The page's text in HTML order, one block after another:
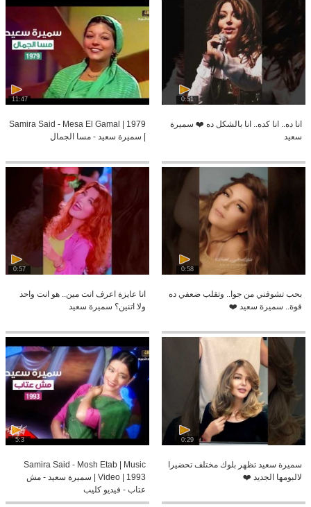
0:51
انا ده.. انا كده.. انا بالشكل ده ❤️ سميرة
سعيد
11:47
Samira Said - Mesa El Gamal | 1979
| سميرة سعيد - مسا الجمال
0:58
بحب تشوفني من جوا.. وتقلب ضعفي ده
قوة.. سميرة سعيد ❤️
0:57
انا عايزة اعرف انت مين.. هو انت واحد
ولا اتنين؟ سميرة سعيد
0:29
سميرة سعيد تظهر بلوك مختلف تحضيرا
لالبومها الجديد ❤️
5:3
Samira Said - Mosh Etab | Music
Video | 1993 | سميرة سعيد - مش
عتاب - فيديو كليب